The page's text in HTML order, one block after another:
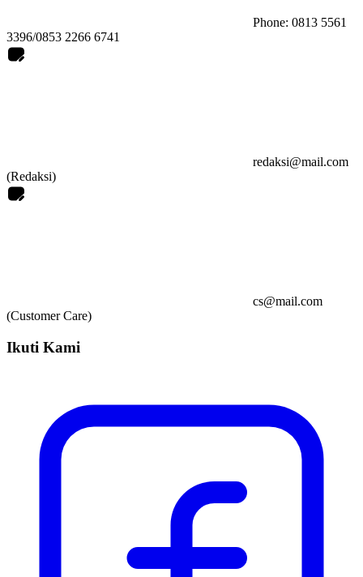
Phone: 0813 5561
3396/0853 2266 6741
redaksi@mail.com
(Redaksi)
cs@mail.com
(Customer Care)
Ikuti Kami